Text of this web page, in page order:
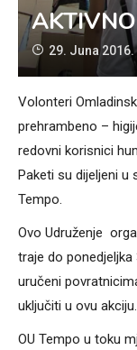
29. Juna 2016.
Volonteri
prehrambeno –
redovni korisnici
Paketi su dijeljeni u
Tempo.
Ovo Udruženje
traje do ponedjeljka
uručeni
uključiti u ovu akciju.
OU Tempo u toku